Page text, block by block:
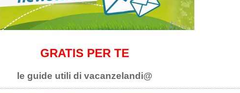
GRATIS PER TE
le guide utili di vacanzelandi@